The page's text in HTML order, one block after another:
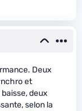
Deux
et
deux
selon la